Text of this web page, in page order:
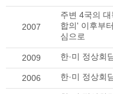
2007
주변 4국의
합의' 이후부
심으로
2009 한·미 정상회
2006 한·미 정상회